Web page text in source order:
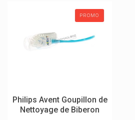
Stérilisateur biberon
Allaitement
Coffret cadeau
PROMO
Philips Avent Goupillon de
Nettoyage de Biberon